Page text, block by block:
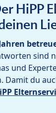
HiPP
sind
und
Damit du